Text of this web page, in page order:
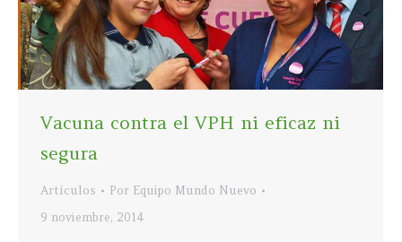
Vacuna contra el VPH ni eficaz ni
segura
Artículos Por Equipo Mundo Nuevo
9 noviembre, 2014